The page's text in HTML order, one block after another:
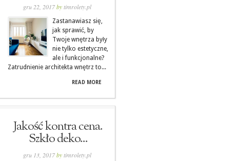
gru 22, 2017by timrolety.pl
Zastanawiasz się,
jak sprawić, by
Twoje wnętrza były
nie tylko estetyczne,
ale i funkcjonalne?
Zatrudnienie architekta wnętrz to...
READ MORE
Jakość kontra cena.
Szkło deko...
gru 13, 2017by timrolety.pl